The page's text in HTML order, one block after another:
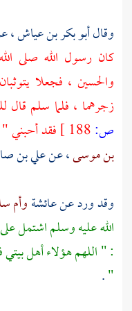
وقالأبو بكر بن عياش،
كان رسول الله صلى
والحسين ، فجعلا
زجرهما ، فلما سلم قال
ص:
فقد أحبني "
بن موسى، عنعلي بن
وقد ورد عنعائشةوأم
الله عليه وسلم اشتمل على
: " اللهم هؤلاء أهل
"
.